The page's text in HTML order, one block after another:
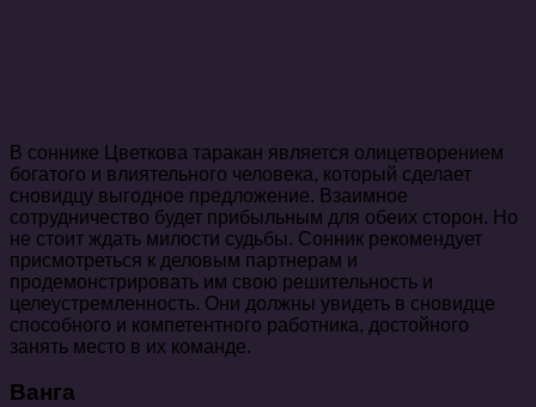
В соннике Цветкова таракан является олицетворением
богатого и влиятельного человека, который сделает
сновидцу выгодное предложение. Взаимное
сотрудничество будет прибыльным для обеих сторон. Но
не стоит ждать милости судьбы. Сонник рекомендует
присмотреться к деловым партнерам и
продемонстрировать им свою решительность и
целеустремленность. Они должны увидеть в сновидце
способного и компетентного работника, достойного
занять место в их команде.
Ванга